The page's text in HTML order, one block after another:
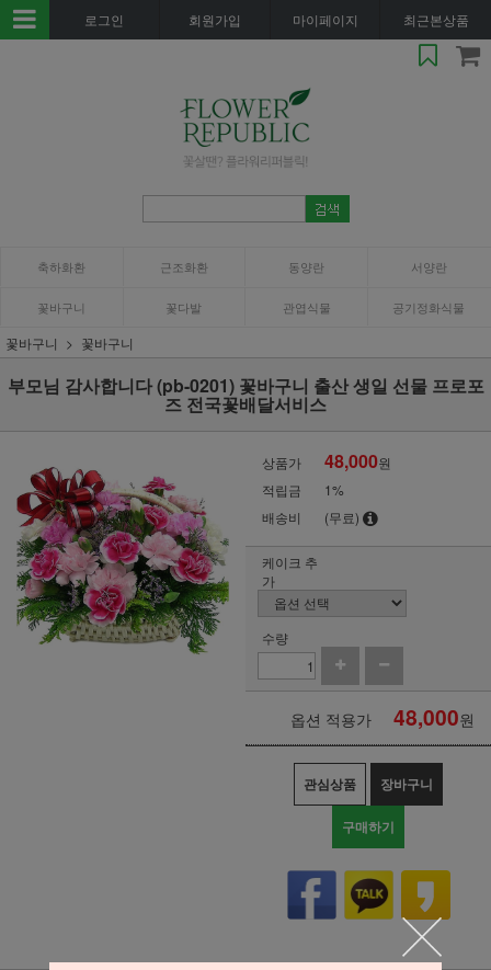
로그인 회원가입 마이페이지 최근본상품
축하화환 근조화환 동양란 서양란
꽃바구니 꽃다발 관엽식물 공기정화식물
꽃바구니 꽃바구니
부모님 감사합니다 (pb-0201) 꽃바구니 출산 생일 선물 프로포
즈 전국꽃배달서비스
상품가 48,000원
적립금
1%
배송비
(무료)
케이크 추
가
수량
옵션 적용가 48,000원
관심상품 장바구니
구매하기